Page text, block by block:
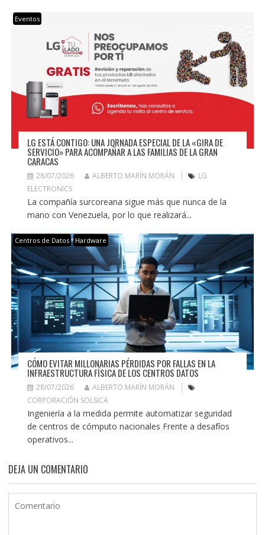
Eventos
LG ESTÁ CONTIGO: UNA JORNADA ESPECIAL DE LA «GIRA DE
SERVICIO» PARA ACOMPAÑAR A LAS FAMILIAS DE LA GRAN
CARACAS
28/07/2026 ALBERTO MARÍN MORÁN
LG
ELECTRONICS
La compañía surcoreana sigue más que nunca de la
mano con Venezuela, por lo que realizará...
Centros de Datos Hardware
CÓMO EVITAR MILLONARIAS PÉRDIDAS POR FALLAS EN LA
INFRAESTRUCTURA FÍSICA DE LOS CENTROS DATOS
28/07/2026
ALBERTO MARÍN MORÁN
CORPORACIÓN SOLSICA
Ingeniería a la medida permite automatizar seguridad
de centros de cómputo nacionales Frente a desafíos
operativos...
DEJA UN COMENTARIO